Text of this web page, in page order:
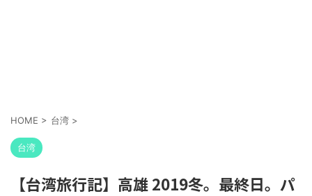
HOME > 台湾 >
台湾
【台湾旅行記】高雄 2019冬。最終日。パ